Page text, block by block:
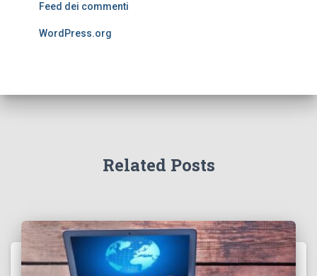
Feed dei commenti
WordPress.org
Related Posts